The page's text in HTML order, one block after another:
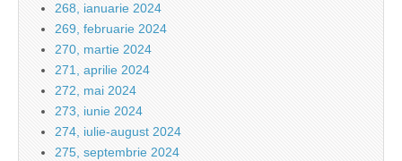
268, ianuarie 2024
269, februarie 2024
270, martie 2024
271, aprilie 2024
272, mai 2024
273, iunie 2024
274, iulie-august 2024
275, septembrie 2024